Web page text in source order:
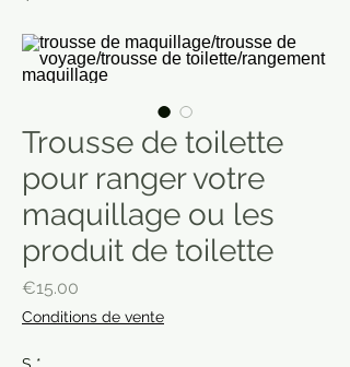
Trousse de toilette
pour ranger votre
maquillage ou les
produit de toilette
€15.00
Conditions de vente
S *